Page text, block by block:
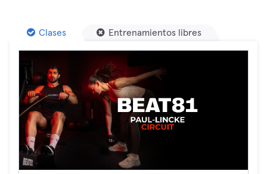
Clases Entrenamientos libres